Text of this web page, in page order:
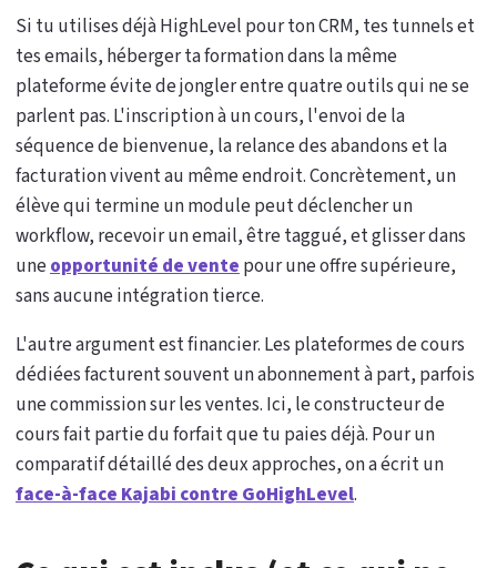
Si tu utilises déjà HighLevel pour ton CRM, tes tunnels et
tes emails, héberger ta formation dans la même
plateforme évite de jongler entre quatre outils qui ne se
parlent pas. L'inscription à un cours, l'envoi de la
séquence de bienvenue, la relance des abandons et la
facturation vivent au même endroit. Concrètement, un
élève qui termine un module peut déclencher un
workflow, recevoir un email, être taggué, et glisser dans
uneopportunité de ventepour une offre supérieure,
sans aucune intégration tierce.
L'autre argument est financier. Les plateformes de cours
dédiées facturent souvent un abonnement à part, parfois
une commission sur les ventes. Ici, le constructeur de
cours fait partie du forfait que tu paies déjà. Pour un
comparatif détaillé des deux approches, on a écrit un
face-à-face Kajabi contre GoHighLevel.